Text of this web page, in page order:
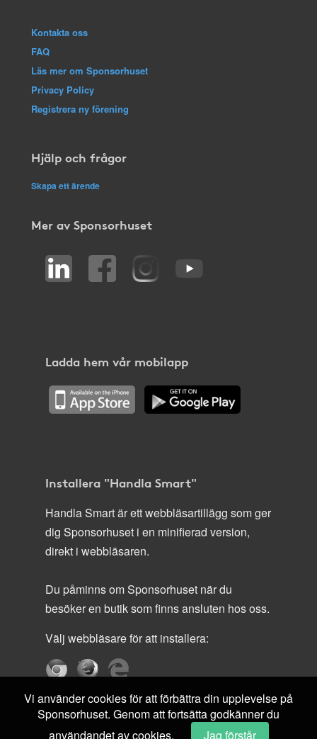
Kontakta oss
FAQ
Läs mer om Sponsorhuset
Privacy Policy
Registrera ny förening
Hjälp och frågor
Skapa ett ärende
Mer av Sponsorhuset
Ladda hem vår mobilapp
Installera "Handla Smart"
Handla Smart är ett webbläsartillägg som ger
dig Sponsorhuset i en minifierad version,
direkt i webbläsaren.
Du påminns om Sponsorhuset när du
besöker en butik som finns ansluten hos oss.
Välj webbläsare för att installera:
Vi använder cookies för att förbättra din upplevelse på
Sponsorhuset. Genom att fortsätta godkänner du
användandet av cookies.
Jag förstår